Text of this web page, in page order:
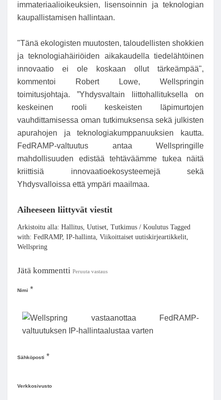
immateriaalioikeuksien, lisensoinnin ja teknologian
kaupallistamisen hallintaan.
"Tänä ekologisten muutosten, taloudellisten shokkien
ja teknologiahäiriöiden aikakaudella tiedelähtöinen
innovaatio ei ole koskaan ollut tärkeämpää",
kommentoi Robert Lowe, Wellspringin
toimitusjohtaja. ”Yhdysvaltain liittohallituksella on
keskeinen rooli keskeisten läpimurtojen
vauhdittamisessa oman tutkimuksensa sekä julkisten
apurahojen ja teknologiakumppanuuksien kautta.
FedRAMP-valtuutus antaa Wellspringille
mahdollisuuden edistää tehtäväämme tukea näitä
kriittisiä innovaatioekosysteemejä sekä
Yhdysvalloissa että ympäri maailmaa.
Aiheeseen liittyvät viestit
Arkistoitu alla: Hallitus, Uutiset, Tutkimus / Koulutus Tagged
with: FedRAMP, IP-hallinta, Viikoittaiset uutiskirjeartikkelit,
Wellspring
Jätä kommentti Peruuta vastaus
Nimi *
Sähköposti *
Verkkosivusto